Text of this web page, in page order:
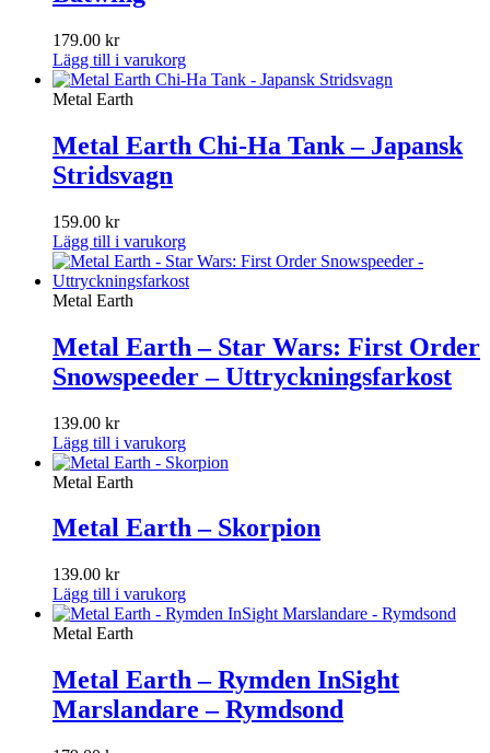
179.00 kr
Lägg till i varukorg
Metal Earth
Metal Earth Chi-Ha Tank – Japansk
Stridsvagn
159.00 kr
Lägg till i varukorg
Metal Earth
Metal Earth – Star Wars: First Order
Snowspeeder – Uttryckningsfarkost
139.00 kr
Lägg till i varukorg
Metal Earth
Metal Earth – Skorpion
139.00 kr
Lägg till i varukorg
Metal Earth
Metal Earth – Rymden InSight
Marslandare – Rymdsond